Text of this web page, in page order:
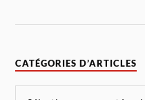
CATÉGORIES D’ARTICLES